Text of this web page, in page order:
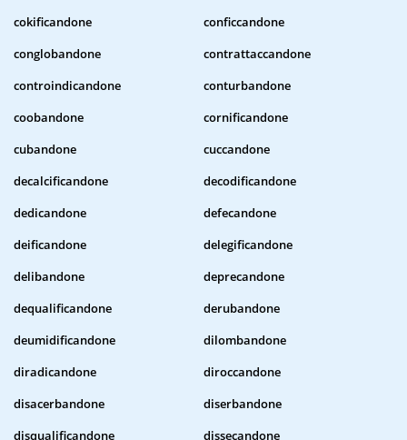
cokificandone
conficcandone
conglobandone
contrattaccandone
controindicandone
conturbandone
coobandone
cornificandone
cubandone
cuccandone
decalcificandone
decodificandone
dedicandone
defecandone
deificandone
delegificandone
delibandone
deprecandone
dequalificandone
derubandone
deumidificandone
dilombandone
diradicandone
diroccandone
disacerbandone
diserbandone
disqualificandone
dissecandone